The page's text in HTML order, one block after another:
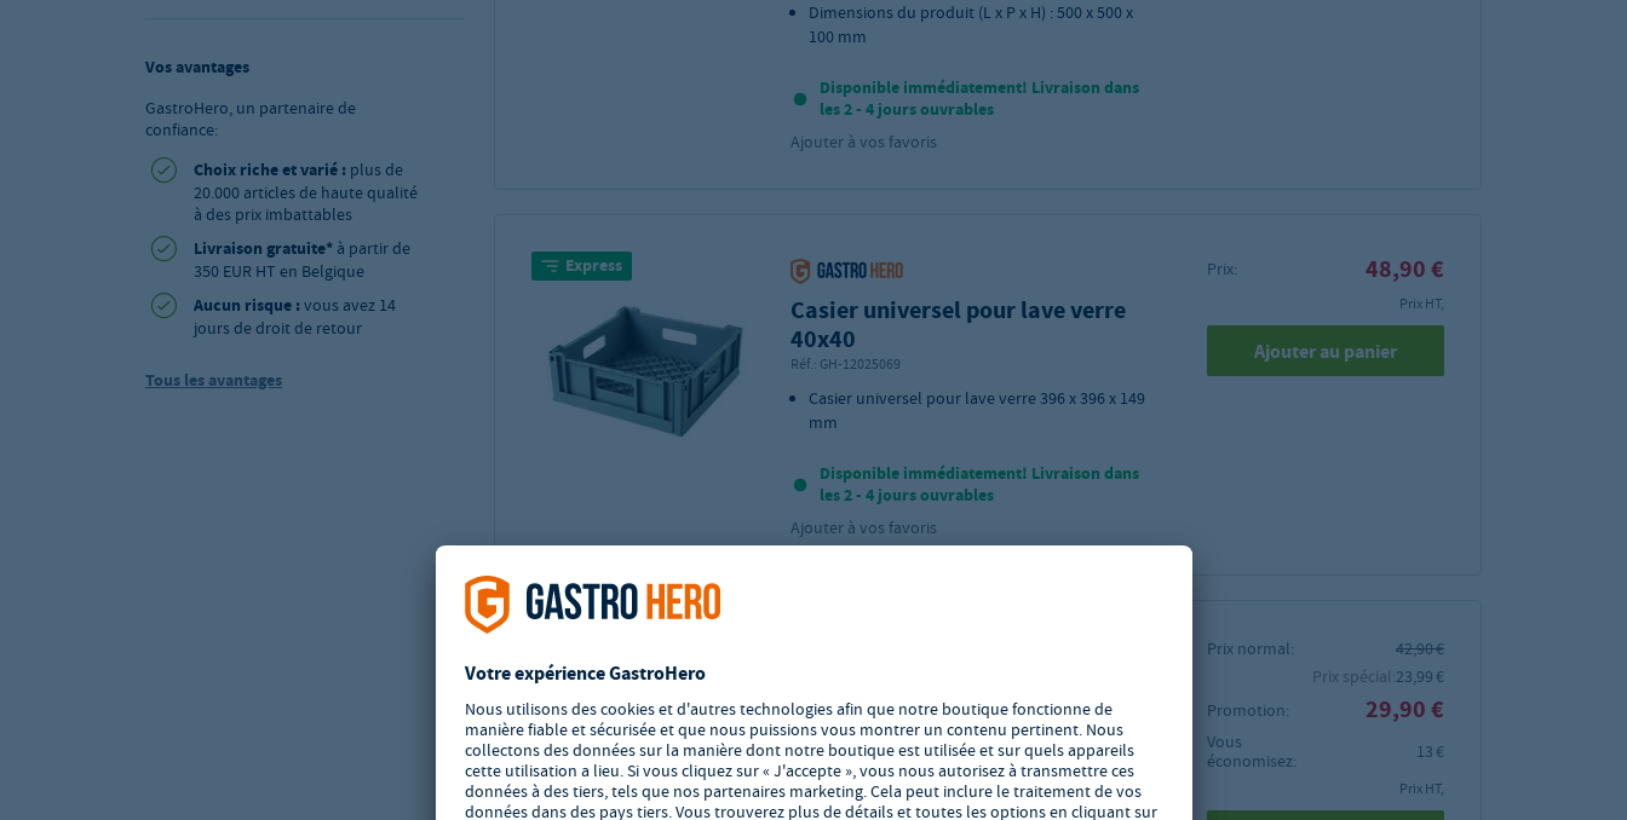
Vos avantages
GastroHero, un partenaire de
confiance:
Choix riche et varié : plus de
20.000 articles de haute qualité
à des prix imbattables
Livraison gratuite* à partir de
350 EUR HT en Belgique
Aucun risque :vous avez 14
jours de droit de retour
Tous les avantages
Dimensions du produit (L x P x H) : 500 x 500 x
100 mm
Disponible immédiatement! Livraison dans
les 2 - 4 jours ouvrables
Ajouter à vos favoris
Express
Casier universel pour lave verre
40x40
Réf.: GH-12025069
Casier universel pour lave verre 396 x 396 x 149
mm
Disponible immédiatement! Livraison dans
les 2 - 4 jours ouvrables
Ajouter à vos favoris
Prix: 48,90 €
Prix HT,
Ajouter au panier
Deal
Panier de lavage 500x500 mm 25
compartiments 89x89 mm, bleu
Réf.:GH-GSK5050A25
25 compartiments pour les verres à vin rouge,
les verres à bière et la plupart des verres à boire
Prix normal:
42,90 €
Prix spécial:23,99 €
Promotion:
29,90 €
Vous
économisez:
13 €
Prix HT,